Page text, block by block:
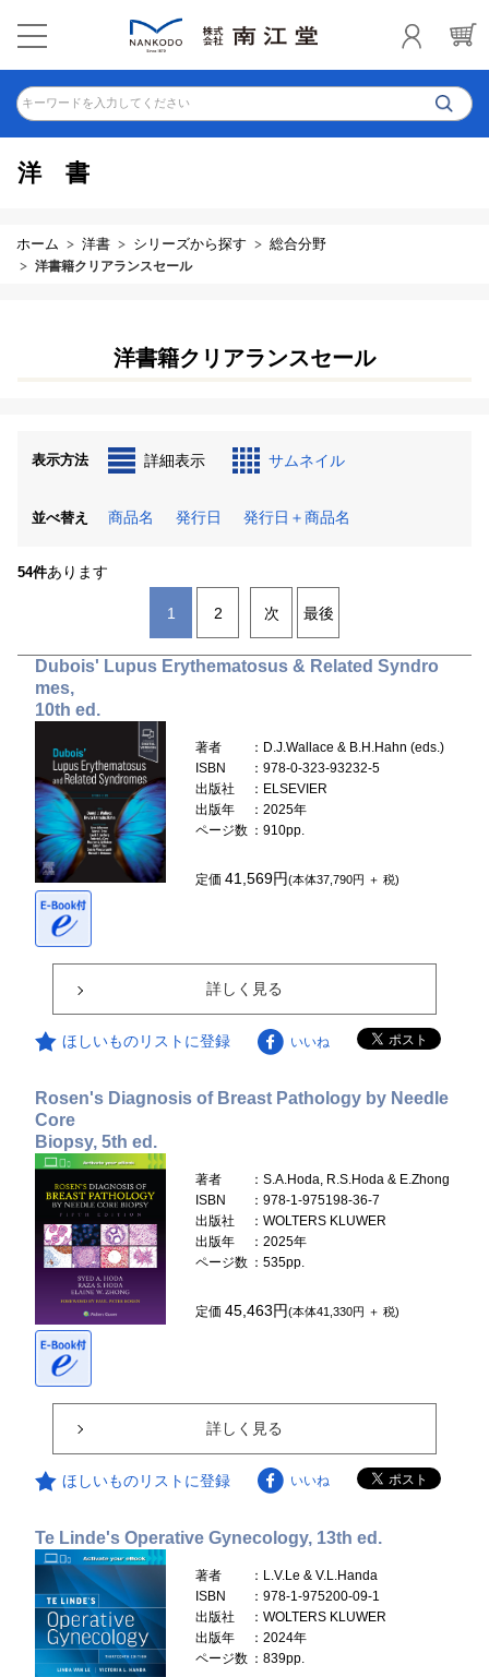
キーワードを入力してください
洋書
ホーム 洋書 シリーズから探す 総合分野
洋書籍クリアランスセール
洋書籍クリアランスセール
表示方法 詳細表示 サムネイル
並べ替え 商品名 発行日 発行日＋商品名
54件あります
1 2 次 最後
Dubois' Lupus Erythematosus & Related Syndro
mes,
10th ed.
著者
：D.J.Wallace & B.H.Hahn (eds.)
ISBN
：978-0-323-93232-5
出版社
：ELSEVIER
出版年
：2025年
ページ数 ：910pp.
定価41,569円(本体37,790円 ＋ 税)
詳しく見る
ほしいものリストに登録 いいね
Rosen's Diagnosis of Breast Pathology by Needle
Core
Biopsy, 5th ed.
著者
：S.A.Hoda, R.S.Hoda & E.Zhong
ISBN
：978-1-975198-36-7
出版社
：WOLTERS KLUWER
出版年
：2025年
ページ数 ：535pp.
定価45,463円(本体41,330円 ＋ 税)
詳しく見る
ほしいものリストに登録 いいね
Te Linde's Operative Gynecology, 13th ed.
著者
：L.V.Le & V.L.Handa
ISBN
：978-1-975200-09-1
出版社
：WOLTERS KLUWER
出版年
：2024年
ページ数 ：839pp.